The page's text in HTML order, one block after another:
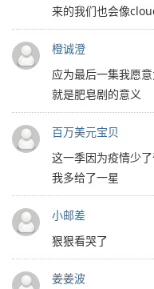
来的我们也会像
橙诚澄
应为最后一集我愿
就是肥皂剧的意义
百万美元宝贝
这一季因为疫情少
我多给了一星
小邮差
狠狠看哭了
姜姜波